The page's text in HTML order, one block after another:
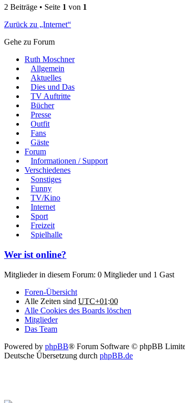
2 Beiträge • Seite 1 von 1
Zurück zu „Internet“
Gehe zu Forum
Ruth Moschner
Allgemein
Aktuelles
Dies und Das
TV Auftritte
Bücher
Presse
Outfit
Fans
Gäste
Forum
Informationen / Support
Verschiedenes
Sonstiges
Funny
TV/Kino
Internet
Sport
Freizeit
Spielhalle
Wer ist online?
Mitglieder in diesem Forum: 0 Mitglieder und 1 Gast
Foren-Übersicht
Alle Zeiten sind UTC+01:00
Alle Cookies des Boards löschen
Mitglieder
Das Team
Powered by phpBB® Forum Software © phpBB
Deutsche Übersetzung durch phpBB.de